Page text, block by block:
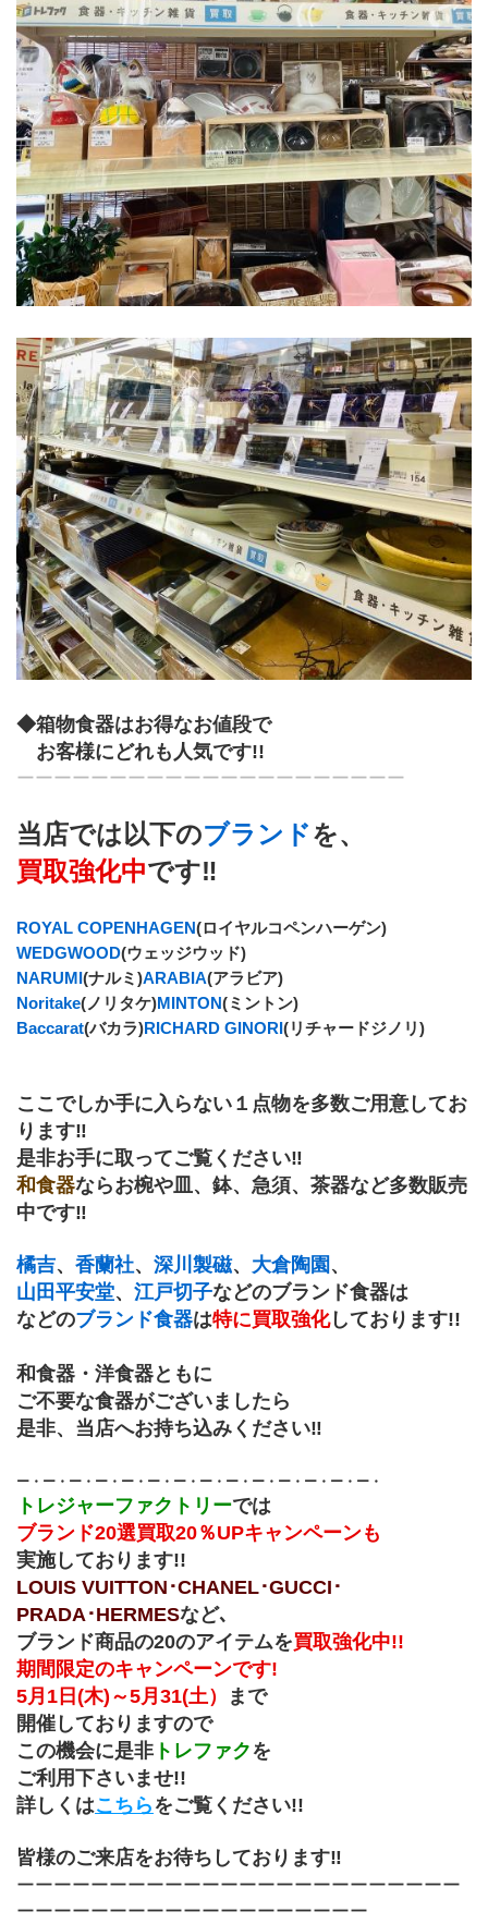
◆箱物食器はお得なお値段で
お客様にどれも人気です!!
ーーーーーーーーーーーーーーーーーーーーー
当店では以下のブランドを、
﻿買取強化中です‼
ROYAL COPENHAGEN(ロイヤルコペンハーゲン)
WEDGWOOD(ウェッジウッド)
NARUMI(ナルミ)ARABIA(アラビア)
Noritake(ノリタケ)MINTON(ミントン)
Baccarat(バカラ)RICHARD GINORI(リチャードジノリ)
ここでしか手に入らない１点物を多数ご用意してお
ります‼
是非お手に取ってご覧ください‼
和食器ならお椀や皿、鉢、急須、茶器など多数販売
中です‼
橘吉、 香蘭社、 深川製磁、 大倉陶園 、
山田平安堂、 江戸切子などのブランド食器は
などのブランド食器は特に買取強化しております!!
和食器・洋食器ともに
ご不要な食器がございましたら
是非、当店へお持ち込みください‼
ー・ー・ー・ー・ー・ー・ー・ー・ー・ー・ー・ー・ー・ー・
トレジャーファクトリーでは
ブランド20選買取20％UPキャンペーンも
実施しております!!
LOUIS VUITTON･CHANEL･GUCCI･
PRADA･HERMESなど､
ブランド商品の20のアイテムを買取強化中!!
期間限定のキャンペーンです!
5月1日(木)～5月31(土）
まで
開催しておりますので
この機会に是非 トレファク を
ご利用下さいませ!!
詳しくはこちら をご覧ください!!
皆様のご来店をお待ちしております‼︎
ーーーーーーーーーーーーーーーーーーーーーーーー
ーーーーーーーーーーーーーーーーーーー